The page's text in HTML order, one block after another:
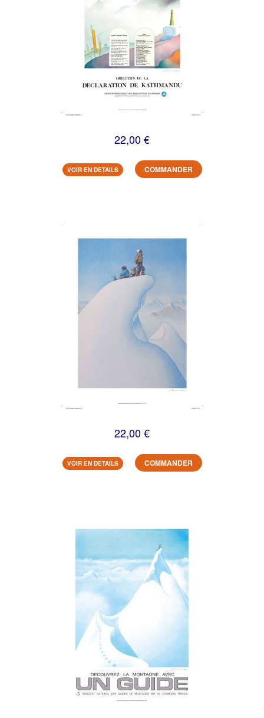
22,00 €
VOIR EN DETAILS COMMANDER
22,00 €
VOIR EN DETAILS COMMANDER